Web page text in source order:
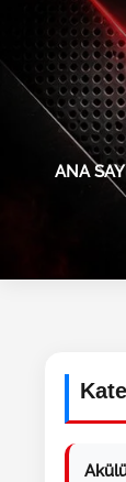
İçeriğe atla
ANA